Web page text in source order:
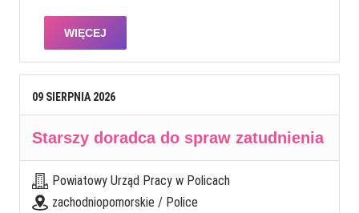
WIĘCEJ
09 SIERPNIA 2026
Starszy doradca do spraw zatudnienia
Powiatowy Urząd Pracy w Policach
zachodniopomorskie / Police